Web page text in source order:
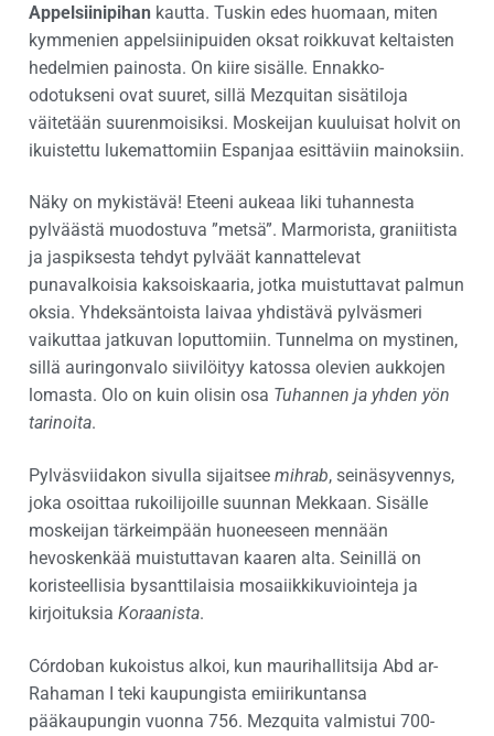
Appelsiinipihan kautta. Tuskin edes huomaan, miten
kymmenien appelsiinipuiden oksat roikkuvat keltaisten
hedelmien painosta. On kiire sisälle. Ennakko-
odotukseni ovat suuret, sillä Mezquitan sisätiloja
väitetään suurenmoisiksi. Moskeijan kuuluisat holvit on
ikuistettu lukemattomiin Espanjaa esittäviin mainoksiin.
Näky on mykistävä! Eteeni aukeaa liki tuhannesta
pylväästä muodostuva ”metsä”. Marmorista, graniitista
ja jaspiksesta tehdyt pylväät kannattelevat
punavalkoisia kaksoiskaaria, jotka muistuttavat palmun
oksia. Yhdeksäntoista laivaa yhdistävä pylväsmeri
vaikuttaa jatkuvan loputtomiin. Tunnelma on mystinen,
sillä auringonvalo siivilöityy katossa olevien aukkojen
lomasta. Olo on kuin olisin osa Tuhannen ja yhden yön
tarinoita.
Pylväsviidakon sivulla sijaitsee mihrab, seinäsyvennys,
joka osoittaa rukoilijoille suunnan Mekkaan. Sisälle
moskeijan tärkeimpään huoneeseen mennään
hevoskenkää muistuttavan kaaren alta. Seinillä on
koristeellisia bysanttilaisia mosaiikkikuviointeja ja
kirjoituksia Koraanista.
Córdoban kukoistus alkoi, kun maurihallitsija Abd ar-
Rahaman I teki kaupungista emiirikuntansa
pääkaupungin vuonna 756. Mezquita valmistui 700-